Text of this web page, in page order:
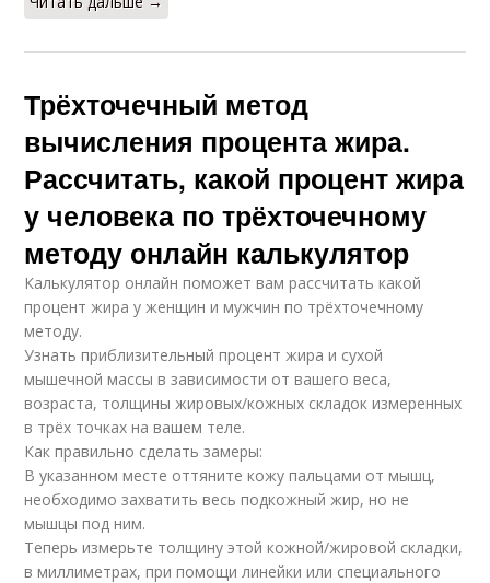
Трёхточечный метод
вычисления процента жира.
Рассчитать, какой процент жира
у человека по трёхточечному
методу онлайн калькулятор
Калькулятор онлайн поможет вам рассчитать какой
процент жира у женщин и мужчин по трёхточечному
методу.
Узнать приблизительный процент жира и сухой
мышечной массы в зависимости от вашего веса,
возраста, толщины жировых/кожных складок измеренных
в трёх точках на вашем теле.
Как правильно сделать замеры:
В указанном месте оттяните кожу пальцами от мышц,
необходимо захватить весь подкожный жир, но не
мышцы под ним.
Теперь измерьте толщину этой кожной/жировой складки,
в миллиметрах, при помощи линейки или специального